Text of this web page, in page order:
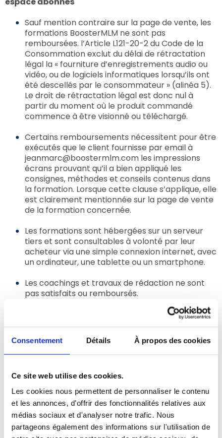
Consentement Détails À propos des cookies
Ce site web utilise des cookies.
Les cookies nous permettent de personnaliser le contenu
et les annonces, d'offrir des fonctionnalités relatives aux
médias sociaux et d'analyser notre trafic. Nous
partageons également des informations sur l'utilisation de
Sauf mention contraire sur la page de vente, les
formations BoosterMLM ne sont pas
remboursées. l’Article L121-20-2 du Code de la
Consommation exclut du délai de rétractation
légal la « fourniture d’enregistrements audio ou
vidéo, ou de logiciels informatiques lorsqu’ils ont
été descellés par le consommateur » (alinéa 5).
Le droit de rétractation légal est donc nul à
partir du moment où le produit commandé
commence à être visionné ou téléchargé.
Certains remboursements nécessitent pour être
exécutés que le client fournisse par email à
jeanmarc@boostermlm.com les impressions
écrans prouvant qu’il a bien appliqué les
consignes, méthodes et conseils contenus dans
la formation. Lorsque cette clause s’applique, elle
est clairement mentionnée sur la page de vente
de la formation concernée.
Les formations sont hébergées sur un serveur
tiers et sont consultables à volonté par leur
acheteur via une simple connexion internet, avec
un ordinateur, une tablette ou un smartphone.
Les coachings et travaux de rédaction ne sont
pas satisfaits ou remboursés.
L’utilisation du site Boostermlm.com requiert que vous
disposiez des compétences, des matériels et des
logiciels requis. Vous reconnaissez que les
permettent pas de garantir la sécurité, la disponibilité
et l’intégrité des transmissions de données sur
Internet.
Boostermlm.com n’encourt aucune responsabilité :